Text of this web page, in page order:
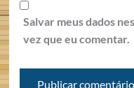
Salvar meus dados
vez que eu comentar.